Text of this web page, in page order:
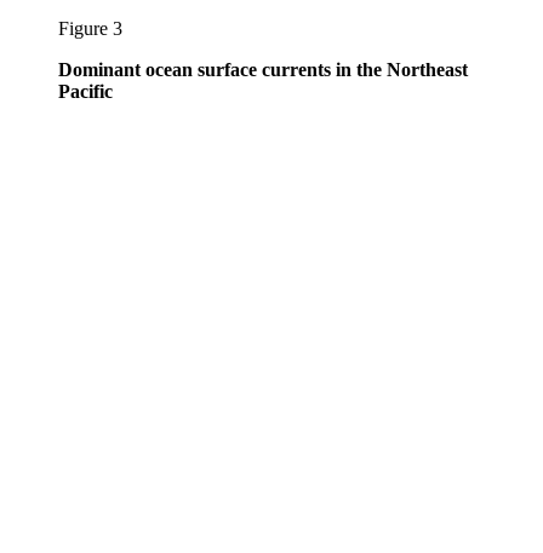
Figure 3
Dominant ocean surface currents in the Northeast
Pacific